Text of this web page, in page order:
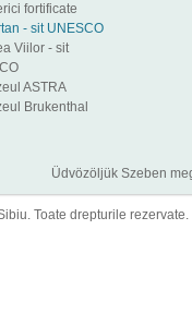
fortificate
- sit UNESCO
Viilor - sit
ASTRA
Brukenthal
Üdvözöljük Szeben
Toate drepturile rezervate.